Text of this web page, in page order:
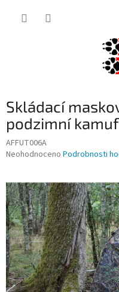
Skládací
podzimní
AFFUT006A
Průměrné
je
0,0
z
5
hvězdiček.
Neohodnoceno Podrobnosti